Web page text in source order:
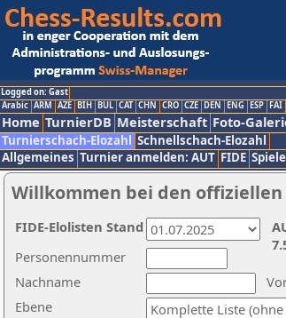
Logged on: Gast
Arabic ARM AZE BIH BUL CAT CHN CRO CZE DEN ENG ESP FAI
Home TurnierDB Meisterschaft Foto-
Turnierschach-Elozahl Schnellschach-Elozahl
Allgemeines Turnier anmelden: AUT FIDE
Willkommen bei den offiziellen
Nachname
Ebene
Personennummer
FIDE-Elolisten Stand